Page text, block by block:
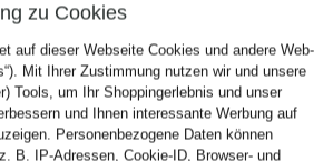
zu Cookies
auf dieser Webseite Cookies und andere Web-
Mit Ihrer Zustimmung nutzen wir und unsere
Tools, um Ihr Shoppingerlebnis und unser
und Ihnen interessante Werbung auf
Personenbezogene Daten können
B. IP-Adressen, Cookie-ID, Browser- und